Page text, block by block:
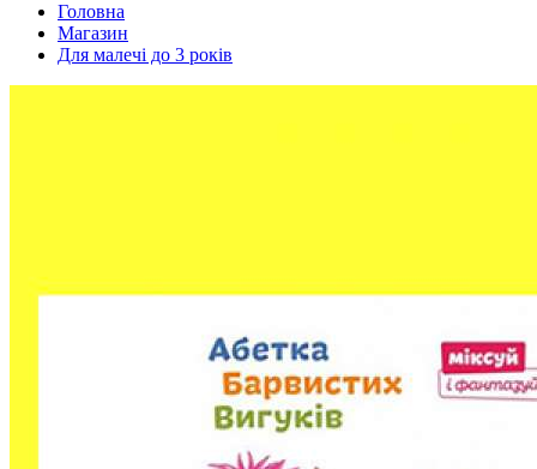
Головна
Магазин
Для малечі до 3 років